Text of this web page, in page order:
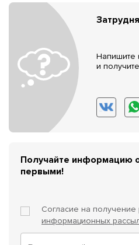
Напишите
и
Получайте информацию
первыми!
Согласие на получение
информационных